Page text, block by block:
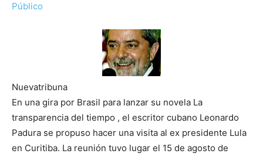
Público
Nuevatribuna
En una gira por Brasil para lanzar su novela La
transparencia del tiempo , el escritor cubano Leonardo
Padura se propuso hacer una visita al ex presidente Lula
en Curitiba. La reunión tuvo lugar el 15 de agosto de